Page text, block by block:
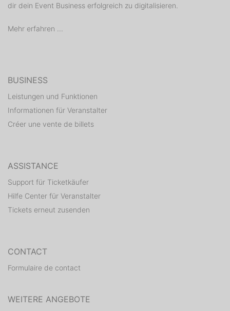
dir dein Event Business erfolgreich zu digitalisieren.
Mehr erfahren ...
BUSINESS
Leistungen und Funktionen
Informationen für Veranstalter
Créer une vente de billets
ASSISTANCE
Support für Ticketkäufer
Hilfe Center für Veranstalter
Tickets erneut zusenden
CONTACT
Formulaire de contact
WEITERE ANGEBOTE